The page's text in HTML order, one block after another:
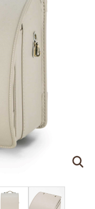
のモチーフ
いて
刻印する文字をア
（スペースやドッ
2種類からお選び